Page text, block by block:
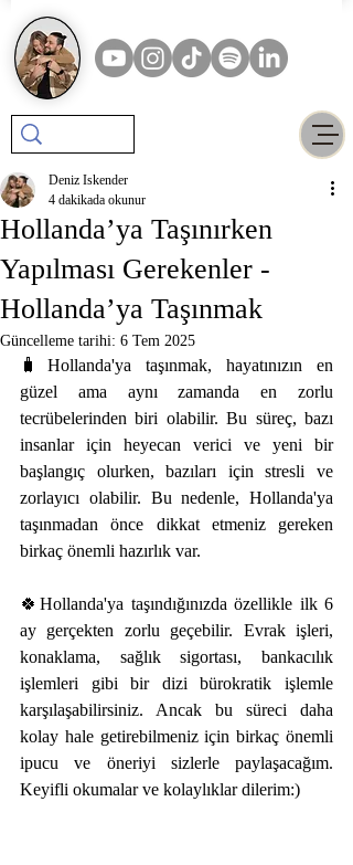
Hollanda’ya Taşınırken
Yapılması Gerekenler -
Hollanda’ya Taşınmak
Deniz Iskender
4 dakikada okunur
Güncelleme tarihi: 6 Tem 2025
🧳Hollanda'ya taşınmak, hayatınızın en
güzel ama aynı zamanda en zorlu
tecrübelerinden biri olabilir. Bu süreç, bazı
insanlar için heyecan verici ve yeni bir
başlangıç olurken, bazıları için stresli ve
zorlayıcı olabilir. Bu nedenle, Hollanda'ya
taşınmadan önce dikkat etmeniz gereken
birkaç önemli hazırlık var.
🍀Hollanda'ya taşındığınızda özellikle ilk 6
ay gerçekten zorlu geçebilir. Evrak işleri,
konaklama, sağlık sigortası, bankacılık
işlemleri gibi bir dizi bürokratik işlemle
karşılaşabilirsiniz. Ancak bu süreci daha
kolay hale getirebilmeniz için birkaç önemli
ipucu ve öneriyi sizlerle paylaşacağım.
Keyifli okumalar ve kolaylıklar dilerim:)